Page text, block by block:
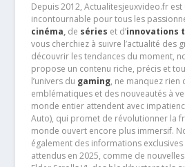
Depuis 2012, Actualitesjeuxvideo.fr est
incontournable pour tous les
cinéma,de séries et d’innovations
vous cherchiez à suivre l’actualité des
découvrir les tendances du moment,
propose un contenu riche, précis et
l’univers du gaming, ne manquez rien
emblématiques et des nouveautés à
monde entier attendent avec
Auto), qui promet de révolutionner la
monde ouvert encore plus immersif.
également des informations
attendus en 2025, comme de